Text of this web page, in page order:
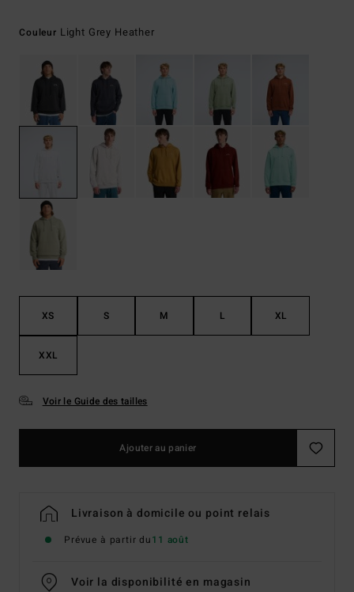
Couleur Light Grey Heather
XS S M L XL
XXL
Voir le Guide des tailles
Ajouter au panier
Livraison à domicile ou point relais
Prévue à partir du11 août
Voir la disponibilité en magasin